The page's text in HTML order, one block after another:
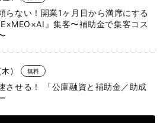
らない！開業1ヶ月目から満席にする
』集客〜補助金で集客コス
) 無料
させる！ 「公庫融資と補助金／助成